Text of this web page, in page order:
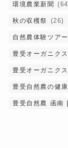
環境農業新聞
秋の収穫祭 (26)
自然農体験ツアー
豊受オーガニクス
豊受オーガニク
豊受自然農の健
豊受自然農 函南